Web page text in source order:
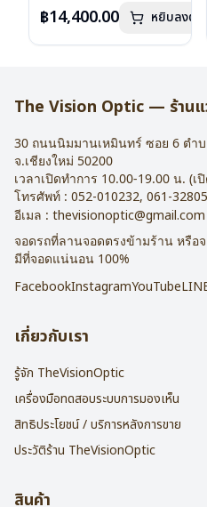
เลนส์ : กันแดดสีฟ้า
น้ำหนัก : 24 กรัม
ลงไว้กรุณาติดต่อเรา
คลิก
฿14,400.00 หยิบลงตะ
The Vision Optic — ร้านแ
30 ถนนนิมมานเหมินทร์ ซอย 6 ตำ
จ.เชียงใหม่ 50200
เวลาเปิดทำการ 10.00-19.00 น. (เ
โทรศัพท์ : 052-010232, 061-
อีเมล : thevisionoptic@gmail.com
จอดรถที่ลานจอดตรงข้ามร้าน หรือ
มีที่จอดแน่นอน 100%
FacebookInstagramYouTube
เกี่ยวกับเรา
รู้จัก TheVisionOptic
เครื่องมือทดสอบระบบการมองเห็น
สิทธิประโยชน์ / บริการหลังการขาย
ประวัติร้าน TheVisionOptic
สินค้า